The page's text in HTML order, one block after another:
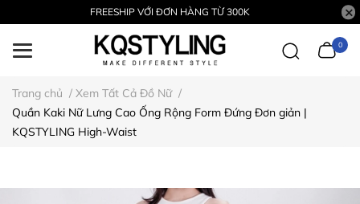
FREESHIP VỚI ĐƠN HÀNG TỪ 300K
0
Trang chủ / Xem Tất Cả Đồ Nữ /
Quần Kaki Nữ Lưng Cao Ống Rộng Form Đứng Đơn giản |
KQSTYLING High-Waist